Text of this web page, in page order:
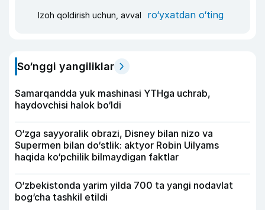
Izoh qoldirish uchun, avval ro‘yxatdan o‘ting
So‘nggi yangiliklar
Samarqandda yuk mashinasi YTHga uchrab,
haydovchisi halok bo‘ldi
O‘zga sayyoralik obrazi, Disney bilan nizo va
Supermen bilan do‘stlik: aktyor Robin Uilyams
haqida ko‘pchilik bilmaydigan faktlar
O‘zbekistonda yarim yilda 700 ta yangi nodavlat
bog‘cha tashkil etildi